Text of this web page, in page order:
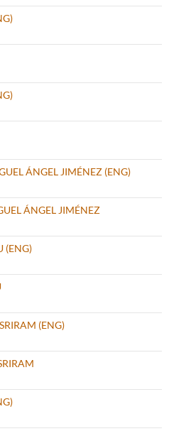
ÁNGEL JIMÉNEZ (ENG)
ÁNGEL JIMÉNEZ
(ENG)
(ENG)